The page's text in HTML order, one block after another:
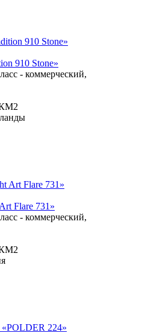
910 Stone»
- коммерческий,
Flare 731»
- коммерческий,